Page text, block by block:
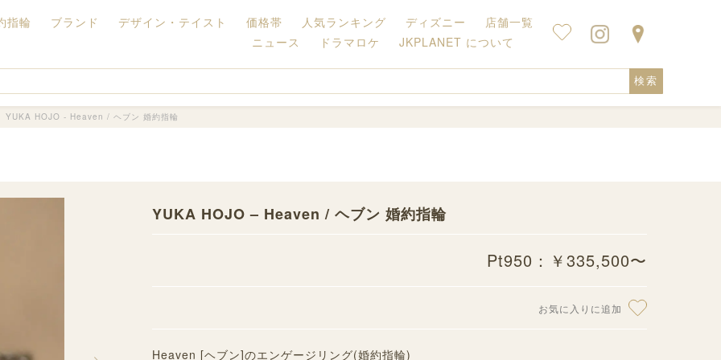
指輪 ブランド デザイン・テイスト 価格帯 人気ランキング ディズニー
店舗一覧
ニュース
ドラマロケ JKPLANET について
検索
YUKA HOJO - Heaven / ヘブン 婚約指輪
YUKA HOJO – Heaven / ヘブン 婚約指輪
Pt950：￥335,500〜
お気に入りに追加
Heaven [ヘブン]のエンゲージリング(婚約指輪)